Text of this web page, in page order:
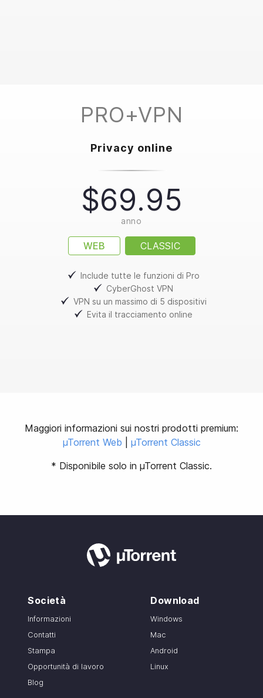
PRO+VPN
Privacy online
$69.95
anno
WEB CLASSIC
Include tutte le funzioni di Pro
CyberGhost VPN
VPN su un massimo di 5 dispositivi
Evita il tracciamento online
Maggiori informazioni sui nostri prodotti premium:
µTorrent Web
µTorrent Classic
* Disponibile solo in µTorrent Classic.
Società
Informazioni
Contatti
Stampa
Opportunità di lavoro
Blog
Download
Windows
Mac
Android
Linux